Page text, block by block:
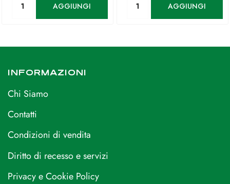
AGGIUNGI AGGIUNGI
INFORMAZIONI
Chi Siamo
Contatti
Condizioni di vendita
Diritto di recesso e servizi
Privacy e Cookie Policy